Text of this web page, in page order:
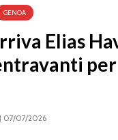
GENOA
Elias
07/07/2026